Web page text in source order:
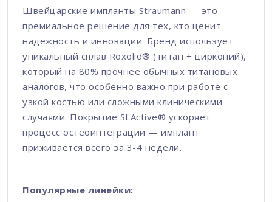
Швейцарские импланты Straumann — это
премиальное решение для тех, кто ценит
надежность и инновации. Бренд использует
уникальный сплав Roxolid® (титан + цирконий),
который на 80% прочнее обычных титановых
аналогов, что особенно важно при работе с
узкой костью или сложными клиническими
случаями. Покрытие SLActive® ускоряет
процесс остеоинтеграции — имплант
приживается всего за 3-4 недели.
Популярные линейки: